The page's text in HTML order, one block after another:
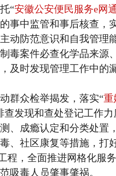
“安徽公安便民服务e网
事中监管和事后核查，
动防范意识和自我管理
毒案件必查化学品来源
及时发现管理工作中的
众检举揭发，落实“重
发现和查处登记工作
、成瘾认定和分类处置
、社区康复等措施，打
程，全面推进网格化服
吸毒人员肇事肇祸。